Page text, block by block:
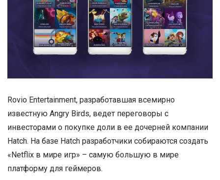
Rovio Entertainment, разработавшая всемирно
известную Angry Birds, ведет переговоры с
инвесторами о покупке доли в ее дочерней компании
Hatch. На базе Hatch разработчики собираются создать
«Netflix в мире игр» – самую большую в мире
платформу для геймеров.